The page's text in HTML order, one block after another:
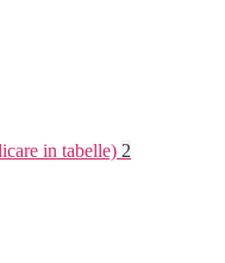
in tabelle) 2